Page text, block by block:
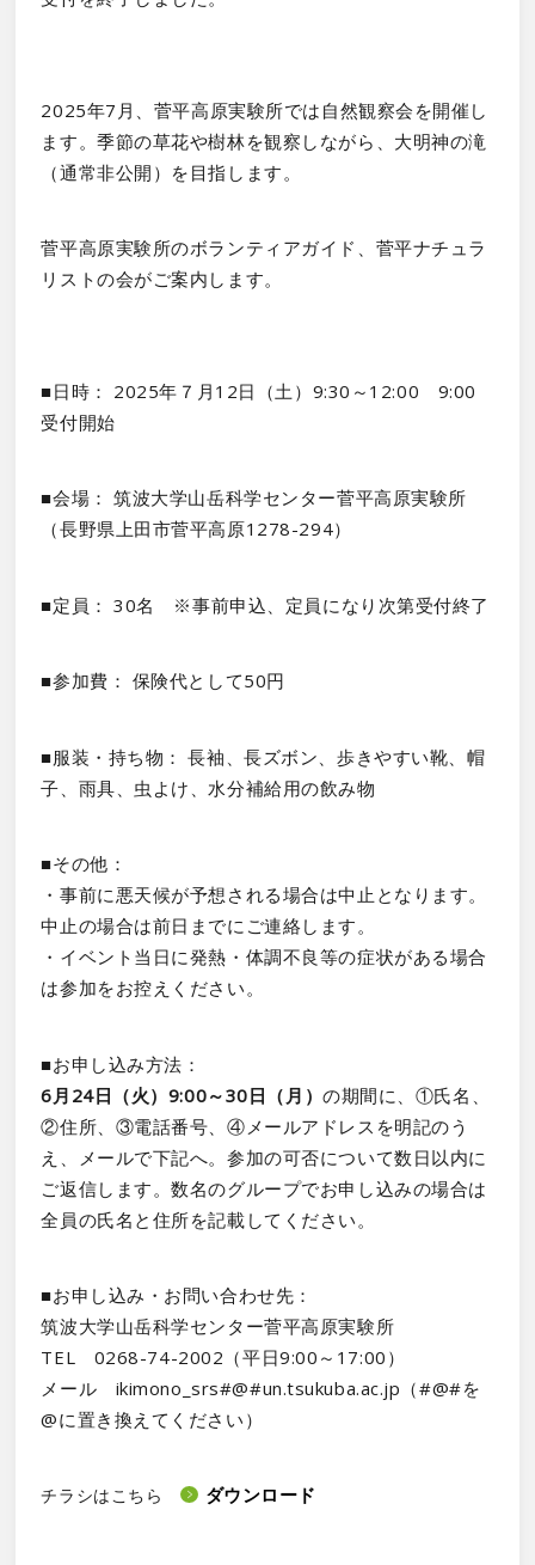
2025年7月、菅平高原実験所では自然観察会を開催し
ます。季節の草花や樹林を観察しながら、大明神の滝
（通常非公開）を目指します。
菅平高原実験所のボランティアガイド、菅平ナチュラ
リストの会がご案内します。
■日時： 2025年７月12日（土）9:30～12:00 9:00
受付開始
■会場： 筑波大学山岳科学センター菅平高原実験所
（長野県上田市菅平高原1278-294）
■定員： 30名 ※事前申込、定員になり次第受付終了
■参加費： 保険代として50円
■服装・持ち物： 長袖、長ズボン、歩きやすい靴、帽
子、雨具、虫よけ、水分補給用の飲み物
■その他：
・事前に悪天候が予想される場合は中止となります。
中止の場合は前日までにご連絡します。
・イベント当日に発熱・体調不良等の症状がある場合
は参加をお控えください。
■お申し込み方法：
6月24日（火）9:00～30日（月）の期間に、①氏名、
②住所、③電話番号、④メールアドレスを明記のう
え、メールで下記へ。参加の可否について数日以内に
ご返信します。数名のグループでお申し込みの場合は
全員の氏名と住所を記載してください。
■お申し込み・お問い合わせ先：
筑波大学山岳科学センター菅平高原実験所
TEL 0268-74-2002（平日9:00～17:00）
メール ikimono_srs#@#un.tsukuba.ac.jp（#@#を
@に置き換えてください）
チラシはこちら ダウンロード